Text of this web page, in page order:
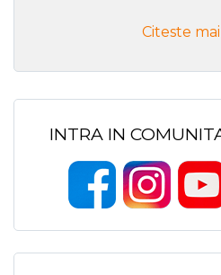
Citeste
INTRA IN